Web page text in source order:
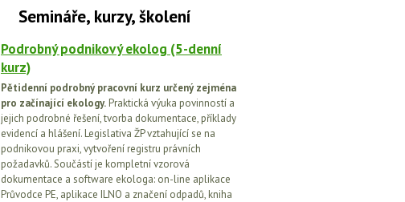
Semináře, kurzy, školení
Podrobný podnikový ekolog (5-denní
kurz)
Pětidenní podrobný pracovní kurz určený zejména
pro začínající ekology. Praktická výuka povinností a
jejich podrobné řešení, tvorba dokumentace, příklady
evidencí a hlášení. Legislativa ŽP vztahující se na
podnikovou praxi, vytvoření registru právních
požadavků. Součástí je kompletní vzorová
dokumentace a software ekologa: on-line aplikace
Průvodce PE, aplikace ILNO a značení odpadů, kniha